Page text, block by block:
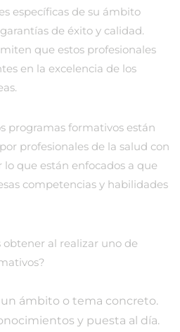
específicas de su ámbito
de éxito y calidad.
que estos profesionales
en la excelencia de los
programas formativos están
profesionales de la salud con
lo que están enfocados a que
competencias y habilidades
al realizar uno de
ámbito o tema concreto.
y puesta al día.